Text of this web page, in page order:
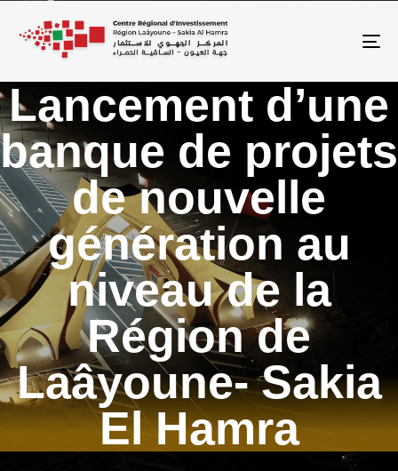
Lancement d’une
banque de projets
de nouvelle
génération au
niveau de la
Région de
Laâyoune- Sakia
El Hamra